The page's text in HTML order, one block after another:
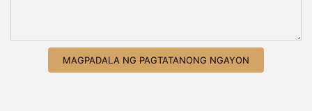
MAGPADALA NG PAGTATANONG NGAYON